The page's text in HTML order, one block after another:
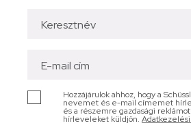
Hozzájárulok ahhoz, hogy a
nevemet és e-mail címemet
és a részemre gazdasági
hírleveleket küldjön.